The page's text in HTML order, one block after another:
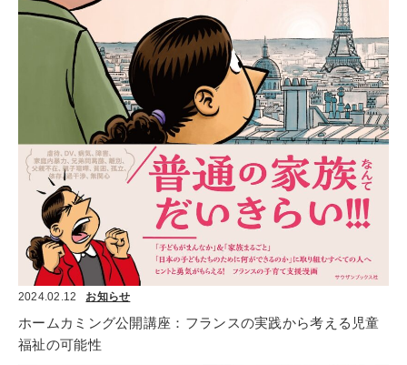
2024.02.12 お知らせ
ホームカミング公開講座：フランスの実践から考える児童
福祉の可能性